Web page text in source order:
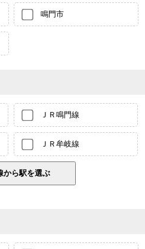
鳴門市
ＪＲ鳴門線
ＪＲ牟岐線